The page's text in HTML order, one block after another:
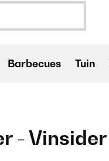
Barbecues Tuin
-